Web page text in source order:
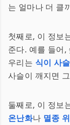
는 얼마나 더 클
첫째로, 이 정보
준다. 예를 들어,
우리는 식이 사슬
사슬이 깨지면
둘째로, 이 정보
온난화나 멸종